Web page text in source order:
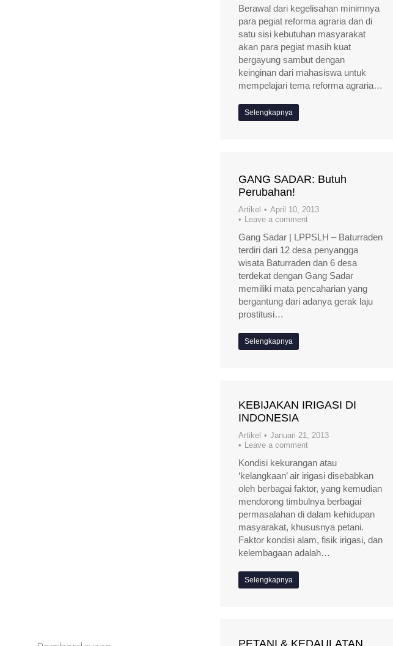
Berawal dari kegelisahan minimnya
para pegiat reforma agraria dan di
satu sisi kebutuhan masyarakat
akan para pegiat masih kuat
bergayung sambut dengan
keinginan dari mahasiswa untuk
mempelajari tema reforma agraria…
Selengkapnya
GANG SADAR: Butuh
Perubahan!
Artikel
April 10, 2013
Leave a comment
Gang Sadar | LPPSLH – Baturraden
terdiri dari 12 desa penyangga
wisata Baturraden dan 6 desa
terdekat dengan Gang Sadar
memiliki mata pencaharian yang
bergantung dari adanya gerak laju
prostitusi…
Selengkapnya
KEBIJAKAN IRIGASI DI
INDONESIA
Artikel
Januari 21, 2013
Leave a comment
Kondisi kekurangan atau
‘kelangkaan’ air irigasi disebabkan
oleh berbagai faktor, yang kemudian
mendorong timbulnya berbagai
permasalahan di dalam kehidupan
masyarakat, khususnya petani.
Faktor kondisi alam, fisik irigasi, dan
kelembagaan adalah…
Selengkapnya
PETANI & KEDAULATAN